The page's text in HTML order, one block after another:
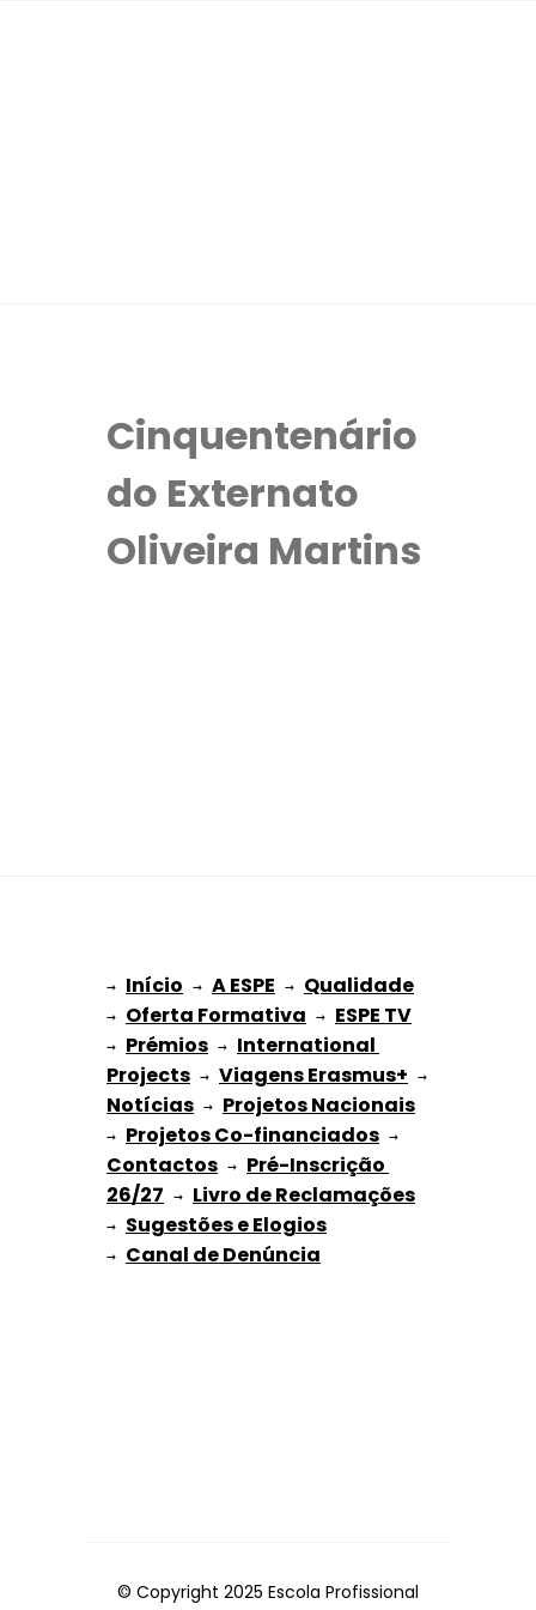
Cinquentenário
do Externato
Oliveira Martins
→ Início → A ESPE → Qualidade
→ Oferta Formativa → ESPE TV
→ Prémios → International
Projects → Viagens Erasmus+
Notícias → Projetos Nacionais
→ Projetos Co-financiados
Contactos → Pré-Inscrição
26/27 → Livro de Reclamações
→ Sugestões e Elogios
→
© Copyright 2025 Escola Profissional